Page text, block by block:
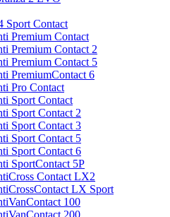
Contact
Premium Contact
Premium Contact 2
Premium Contact 5
PremiumContact 6
Pro Contact
Sport Contact
Sport Contact 2
Sport Contact 3
Sport Contact 5
Sport Contact 6
SportContact 5P
Contact LX2
LX Sport
100
200